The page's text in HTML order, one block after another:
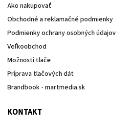
Ako nakupovať
Obchodné a reklamačné podmienky
Podmienky ochrany osobných údajov
Veľkoobchod
Možnosti tlače
Príprava tlačových dát
Brandbook - martmedia.sk
KONTAKT